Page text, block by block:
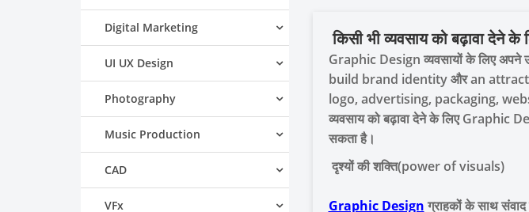
Digital Marketing
UI UX Design
Photography
Music Production
CAD
VFx
किसी भी व्यवसाय को बढ़ावा देने
Graphic Design व्यवसायों के लिए अपने
build brand identity और an
logo, advertising, packaging,
व्यवसाय को बढ़ावा देने के लिए Graphic
सकता है।
दृश्यों की शक्ति(power of visuals)
Graphic Design ग्राहकों के साथ